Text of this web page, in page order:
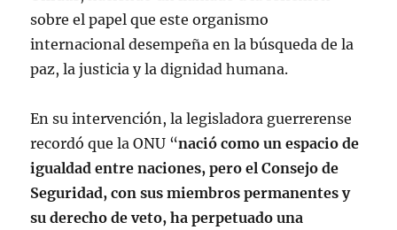
sobre el papel que este organismo
internacional desempeña en la búsqueda de la
paz, la justicia y la dignidad humana.
En su intervención, la legisladora guerrerense
recordó que la ONU “nació como un espacio de
igualdad entre naciones, pero el Consejo de
Seguridad, con sus miembros permanentes y
su derecho de veto, ha perpetuado una